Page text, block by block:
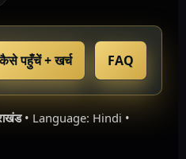
कैसे पहुँचें + खर्च FAQ
• Language: Hindi •